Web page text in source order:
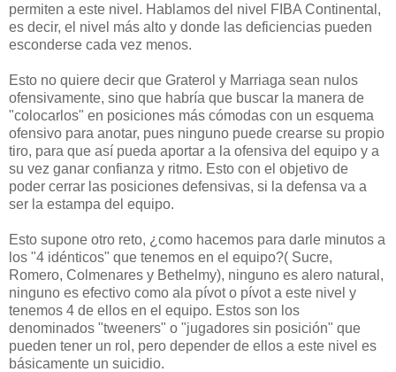
permiten a este nivel. Hablamos del nivel FIBA Continental,
es decir, el nivel más alto y donde las deficiencias pueden
esconderse cada vez menos.
Esto no quiere decir que Graterol y Marriaga sean nulos
ofensivamente, sino que habría que buscar la manera de
"colocarlos" en posiciones más cómodas con un esquema
ofensivo para anotar, pues ninguno puede crearse su propio
tiro, para que así pueda aportar a la ofensiva del equipo y a
su vez ganar confianza y ritmo. Esto con el objetivo de
poder cerrar las posiciones defensivas, si la defensa va a
ser la estampa del equipo.
Esto supone otro reto, ¿como hacemos para darle minutos a
los "4 idénticos" que tenemos en el equipo?( Sucre,
Romero, Colmenares y Bethelmy), ninguno es alero natural,
ninguno es efectivo como ala pívot o pívot a este nivel y
tenemos 4 de ellos en el equipo. Estos son los
denominados "tweeners" o "jugadores sin posición" que
pueden tener un rol, pero depender de ellos a este nivel es
básicamente un suicidio.